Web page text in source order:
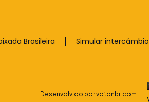
Brasileira Simular intercâmbio
Desenvolvido por votonbr.com